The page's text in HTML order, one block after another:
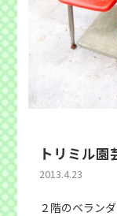
トリミル園
2013.4.23
２階のベラン